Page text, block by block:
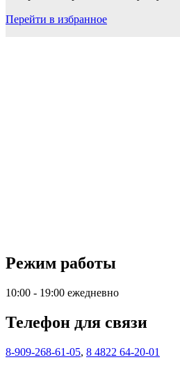
Перейти в избранное
Режим работы
10:00 - 19:00 ежедневно
Телефон для связи
8-909-268-61-05, 8 4822 64-20-01